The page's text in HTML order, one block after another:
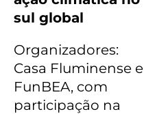
sul global
Organizadores:
Casa Fluminense e
FunBEA, com
participação na